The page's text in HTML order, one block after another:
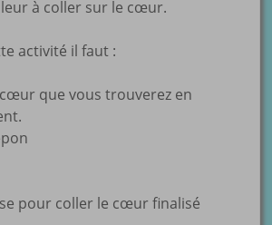
à coller sur le cœur.
activité il faut :
que vous trouverez en
pour coller le cœur finalisé